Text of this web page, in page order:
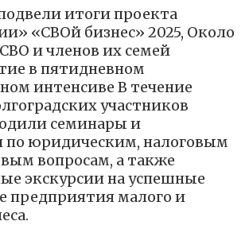
итоги проекта
«СВОй бизнес» 2025, Около
и членов их семей
в пятидневном
интенсиве В течение
участников
семинары и
по юридическим, налоговым
вопросам, а также
экскурсии на успешные
предприятия малого и